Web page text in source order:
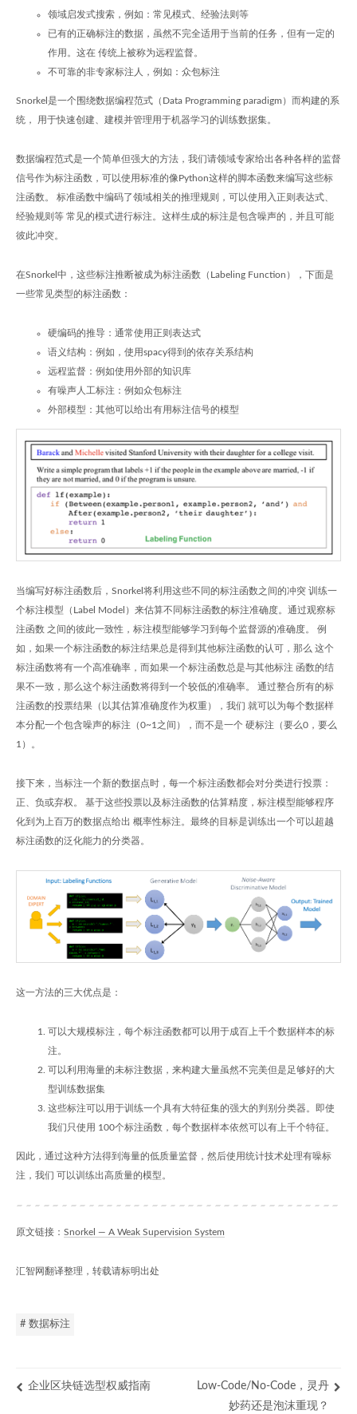
领域启发式搜索，例如：常见模式、经验法则等
已有的正确标注的数据，虽然不完全适用于当前的任务，但有一定的
作用。这在 传统上被称为远程监督。
不可靠的非专家标注人，例如：众包标注
Snorkel是一个围绕数据编程范式（Data Programming paradigm）而构建的系
统， 用于快速创建、建模并管理用于机器学习的训练数据集。
数据编程范式是一个简单但强大的方法，我们请领域专家给出各种各样的监督
信号作为标注函数，可以使用标准的像Python这样的脚本函数来编写这些标
注函数。 标准函数中编码了领域相关的推理规则，可以使用入正则表达式、
经验规则等 常见的模式进行标注。这样生成的标注是包含噪声的，并且可能
彼此冲突。
在Snorkel中，这些标注推断被成为标注函数（Labeling Function），下面是
一些常见类型的标注函数：
硬编码的推导：通常使用正则表达式
语义结构：例如，使用spacy得到的依存关系结构
远程监督：例如使用外部的知识库
有噪声人工标注：例如众包标注
外部模型：其他可以给出有用标注信号的模型
当编写好标注函数后，Snorkel将利用这些不同的标注函数之间的冲突 训练一
个标注模型（Label Model）来估算不同标注函数的标注准确度。通过观察标
注函数 之间的彼此一致性，标注模型能够学习到每个监督源的准确度。 例
如，如果一个标注函数的标注结果总是得到其他标注函数的认可，那么 这个
标注函数将有一个高准确率，而如果一个标注函数总是与其他标注 函数的结
果不一致，那么这个标注函数将得到一个较低的准确率。 通过整合所有的标
注函数的投票结果（以其估算准确度作为权重），我们 就可以为每个数据样
本分配一个包含噪声的标注（0~1之间），而不是一个 硬标注（要么0，要么
1）。
接下来，当标注一个新的数据点时，每一个标注函数都会对分类进行投票：
正、负或弃权。 基于这些投票以及标注函数的估算精度，标注模型能够程序
化到为上百万的数据点给出 概率性标注。最终的目标是训练出一个可以超越
标注函数的泛化能力的分类器。
这一方法的三大优点是：
可以大规模标注，每个标注函数都可以用于成百上千个数据样本的标
注。
可以利用海量的未标注数据，来构建大量虽然不完美但是足够好的大
型训练数据集
这些标注可以用于训练一个具有大特征集的强大的判别分类器。即使
我们只使用 100个标注函数，每个数据样本依然可以有上千个特征。
因此，通过这种方法得到海量的低质量监督，然后使用统计技术处理有噪标
注，我们 可以训练出高质量的模型。
原文链接： Snorkel — A Weak Supervision System
汇智网翻译整理，转载请标明出处
# 数据标注
企业区块链选型权威指南
Low-Code/No-Code，灵丹
妙药还是泡沫重现？